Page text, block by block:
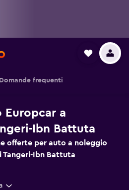
Domande frequenti
a
Ibn Battuta
offerte per auto a noleggio
Tangeri-Ibn Battuta